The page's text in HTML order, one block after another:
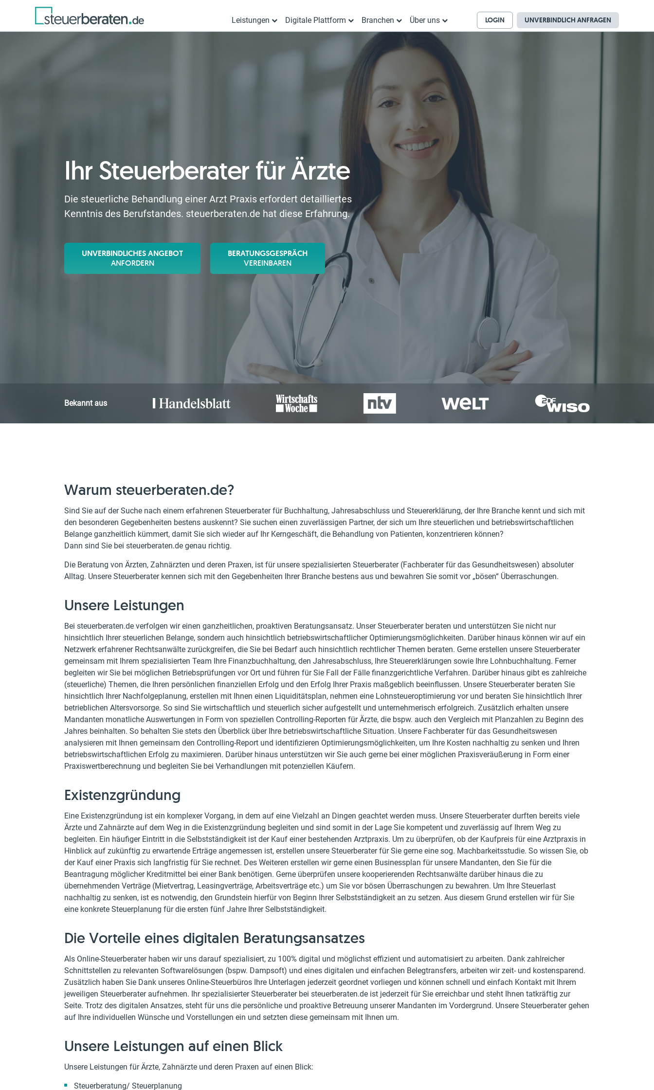
Leistungen Digitale Plattform Branchen Über uns LOGIN UNVERBINDLICH ANFRAGEN
Ihr Steuerberater für Ärzte
Die steuerliche Behandlung einer Arzt Praxis erfordert detailliertes
Kenntnis des Berufstandes. steuerberaten.de hat diese Erfahrung.
UNVERBINDLICHES ANGEBOT
ANFORDERN
BERATUNGSGESPRÄCH
VEREINBAREN
Bekannt aus
Warum steuerberaten.de?
Sind Sie auf der Suche nach einem erfahrenen Steuerberater für Buchhaltung, Jahresabschluss und Steuererklärung, der Ihre Branche kennt und sich mit
den besonderen Gegebenheiten bestens auskennt? Sie suchen einen zuverlässigen Partner, der sich um Ihre steuerlichen und betriebswirtschaftlichen
Belange ganzheitlich kümmert, damit Sie sich wieder auf Ihr Kerngeschäft, die Behandlung von Patienten, konzentrieren können?
Dann sind Sie bei steuerberaten.de genau richtig.
Die Beratung von Ärzten, Zahnärzten und deren Praxen, ist für unsere spezialisierten Steuerberater (Fachberater für das Gesundheitswesen) absoluter
Alltag. Unsere Steuerberater kennen sich mit den Gegebenheiten Ihrer Branche bestens aus und bewahren Sie somit vor „bösen“ Überraschungen.
Unsere Leistungen
Bei steuerberaten.de verfolgen wir einen ganzheitlichen, proaktiven Beratungsansatz. Unser Steuerberater beraten und unterstützen Sie nicht nur
hinsichtlich Ihrer steuerlichen Belange, sondern auch hinsichtlich betriebswirtschaftlicher Optimierungsmöglichkeiten. Darüber hinaus können wir auf ein
Netzwerk erfahrener Rechtsanwälte zurückgreifen, die Sie bei Bedarf auch hinsichtlich rechtlicher Themen beraten. Gerne erstellen unsere Steuerberater
gemeinsam mit Ihrem spezialisierten Team Ihre Finanzbuchhaltung, den Jahresabschluss, Ihre Steuererklärungen sowie Ihre Lohnbuchhaltung. Ferner
begleiten wir Sie bei möglichen Betriebsprüfungen vor Ort und führen für Sie Fall der Fälle finanzgerichtliche Verfahren. Darüber hinaus gibt es zahlreiche
(steuerliche) Themen, die Ihren persönlichen finanziellen Erfolg und den Erfolg Ihrer Praxis maßgeblich beeinflussen. Unsere Steuerberater beraten Sie
hinsichtlich Ihrer Nachfolgeplanung, erstellen mit Ihnen einen Liquiditätsplan, nehmen eine Lohnsteueroptimierung vor und beraten Sie hinsichtlich Ihrer
betrieblichen Altersvorsorge. So sind Sie wirtschaftlich und steuerlich sicher aufgestellt und unternehmerisch erfolgreich. Zusätzlich erhalten unsere
Mandanten monatliche Auswertungen in Form von speziellen Controlling-Reporten für Ärzte, die bspw. auch den Vergleich mit Planzahlen zu Beginn des
Jahres beinhalten. So behalten Sie stets den Überblick über Ihre betriebswirtschaftliche Situation. Unsere Fachberater für das Gesundheitswesen
analysieren mit Ihnen gemeinsam den Controlling-Report und identifizieren Optimierungsmöglichkeiten, um Ihre Kosten nachhaltig zu senken und Ihren
betriebswirtschaftlichen Erfolg zu maximieren. Darüber hinaus unterstützen wir Sie auch gerne bei einer möglichen Praxisveräußerung in Form einer
Praxiswertberechnung und begleiten Sie bei Verhandlungen mit potenziellen Käufern.
Existenzgründung
Eine Existenzgründung ist ein komplexer Vorgang, in dem auf eine Vielzahl an Dingen geachtet werden muss. Unsere Steuerberater durften bereits viele
Ärzte und Zahnärzte auf dem Weg in die Existenzgründung begleiten und sind somit in der Lage Sie kompetent und zuverlässig auf Ihrem Weg zu
begleiten. Ein häufiger Eintritt in die Selbstständigkeit ist der Kauf einer bestehenden Arztpraxis. Um zu überprüfen, ob der Kaufpreis für eine Arztpraxis in
Hinblick auf zukünftig zu erwartende Erträge angemessen ist, erstellen unsere Steuerberater für Sie gerne eine sog. Machbarkeitsstudie. So wissen Sie, ob
der Kauf einer Praxis sich langfristig für Sie rechnet. Des Weiteren erstellen wir gerne einen Businessplan für unsere Mandanten, den Sie für die
Beantragung möglicher Kreditmittel bei einer Bank benötigen. Gerne überprüfen unsere kooperierenden Rechtsanwälte darüber hinaus die zu
übernehmenden Verträge (Mietvertrag, Leasingverträge, Arbeitsverträge etc.) um Sie vor bösen Überraschungen zu bewahren. Um Ihre Steuerlast
nachhaltig zu senken, ist es notwendig, den Grundstein hierfür von Beginn Ihrer Selbstständigkeit an zu setzen. Aus diesem Grund erstellen wir für Sie
eine konkrete Steuerplanung für die ersten fünf Jahre Ihrer Selbstständigkeit.
Die Vorteile eines digitalen Beratungsansatzes
Als Online-Steuerberater haben wir uns darauf spezialisiert, zu 100% digital und möglichst effizient und automatisiert zu arbeiten. Dank zahlreicher
Schnittstellen zu relevanten Softwarelösungen (bspw. Dampsoft) und eines digitalen und einfachen Belegtransfers, arbeiten wir zeit- und kostensparend.
Zusätzlich haben Sie Dank unseres Online-Steuerbüros Ihre Unterlagen jederzeit geordnet vorliegen und können schnell und einfach Kontakt mit Ihrem
jeweiligen Steuerberater aufnehmen. Ihr spezialisierter Steuerberater bei steuerberaten.de ist jederzeit für Sie erreichbar und steht Ihnen tatkräftig zur
Seite. Trotz des digitalen Ansatzes, steht für uns die persönliche und proaktive Betreuung unserer Mandanten im Vordergrund. Unsere Steuerberater gehen
auf Ihre individuellen Wünsche und Vorstellungen ein und setzten diese gemeinsam mit Ihnen um.
Unsere Leistungen auf einen Blick
Unsere Leistungen für Ärzte, Zahnärzte und deren Praxen auf einen Blick:
Steuerberatung/ Steuerplanung